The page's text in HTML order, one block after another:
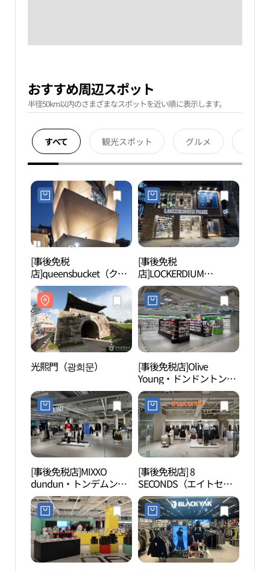
おすすめ周辺スポット
半径50km以内のさまざまなスポットを近い順に表示します。
すべて 観光スポット グルメ
[事後免税
店]queensbucket（クイ
ーンズバケット）(쿠엔
즈버킷)
[事後免税
店]LOCKERDIUM
PARK（ロッカージウム
パーク）・トンデムン
（東大門）店(라커디움
파크 동대문점)
光熙門（광희문）
[事後免税店]Olive
Young・ドンドントンデ
ムン（東大門）店(올리
브영 던던 동대문점)
[事後免税店]MIXXO
dundun・トンデムン
（東大門）店(미쏘 던던
동대문점)
[事後免税店] 8
SECONDS（エイトセカ
ンズ）dundun・トンデ
ムン（東大門）店(에잇
세컨즈 던던 동대문점)